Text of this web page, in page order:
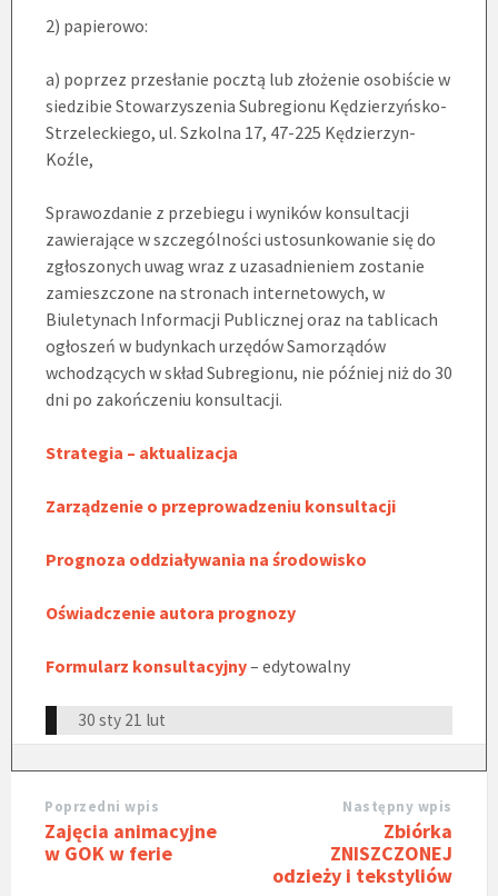
2) papierowo:
a) poprzez przesłanie pocztą lub złożenie osobiście w
siedzibie Stowarzyszenia Subregionu Kędzierzyńsko-
Strzeleckiego, ul. Szkolna 17, 47-225 Kędzierzyn-
Koźle,
Sprawozdanie z przebiegu i wyników konsultacji
zawierające w szczególności ustosunkowanie się do
zgłoszonych uwag wraz z uzasadnieniem zostanie
zamieszczone na stronach internetowych, w
Biuletynach Informacji Publicznej oraz na tablicach
ogłoszeń w budynkach urzędów Samorządów
wchodzących w skład Subregionu, nie później niż do 30
dni po zakończeniu konsultacji.
Strategia – aktualizacja
Zarządzenie o przeprowadzeniu konsultacji
Prognoza oddziaływania na środowisko
Oświadczenie autora prognozy
Formularz konsultacyjny– edytowalny
30 sty 21 lut
Poprzedni wpis
Zajęcia animacyjne
w GOK w ferie
Następny wpis
Zbiórka
ZNISZCZONEJ
odzieży i tekstyliów